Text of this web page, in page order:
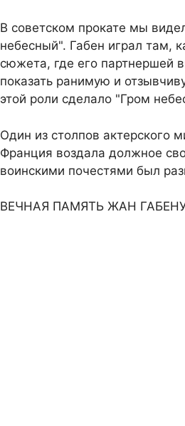
В советском прокате мы
небесный". Габен играл там,
сюжета, где его партнершей
показать ранимую и
этой роли сделало "Гром
Один из столпов актерского
Франция воздала должное
воинскими почестями был
ВЕЧНАЯ ПАМЯТЬ ЖАН